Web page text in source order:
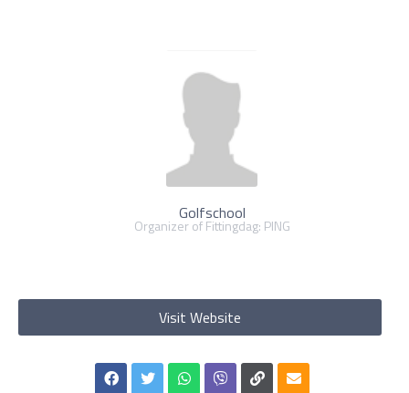
Golfschool
Organizer of Fittingdag: PING
Visit Website